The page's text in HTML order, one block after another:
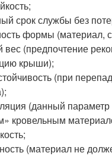
срок службы без
формы (материал,
вес (предпочтение
крыши);
(при
(данный
кровельным
(материал не